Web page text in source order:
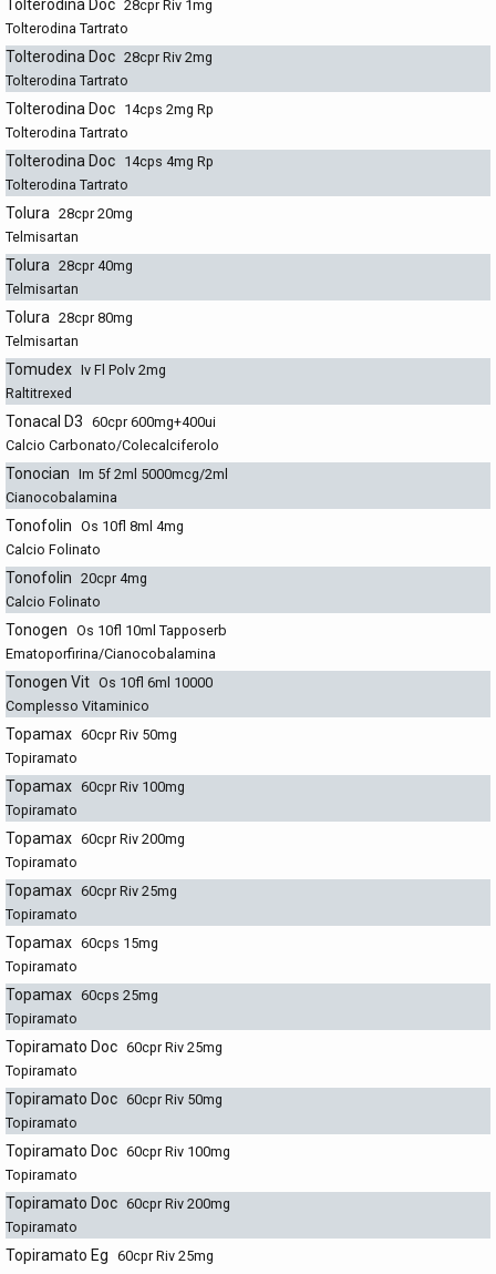
Tolterodina Doc 28cpr Riv 1mg
Tolterodina Tartrato
Tolterodina Doc 28cpr Riv 2mg
Tolterodina Tartrato
Tolterodina Doc 14cps 2mg Rp
Tolterodina Tartrato
Tolterodina Doc 14cps 4mg Rp
Tolterodina Tartrato
Tolura 28cpr 20mg
Telmisartan
Tolura 28cpr 40mg
Telmisartan
Tolura 28cpr 80mg
Telmisartan
Tomudex Iv Fl Polv 2mg
Raltitrexed
Tonacal D3 60cpr 600mg+400ui
Calcio Carbonato/Colecalciferolo
Tonocian Im 5f 2ml 5000mcg/2ml
Cianocobalamina
Tonofolin Os 10fl 8ml 4mg
Calcio Folinato
Tonofolin 20cpr 4mg
Calcio Folinato
Tonogen Os 10fl 10ml Tapposerb
Ematoporfirina/Cianocobalamina
Tonogen Vit Os 10fl 6ml 10000
Complesso Vitaminico
Topamax 60cpr Riv 50mg
Topiramato
Topamax 60cpr Riv 100mg
Topiramato
Topamax 60cpr Riv 200mg
Topiramato
Topamax 60cpr Riv 25mg
Topiramato
Topamax 60cps 15mg
Topiramato
Topamax 60cps 25mg
Topiramato
Topiramato Doc 60cpr Riv 25mg
Topiramato
Topiramato Doc 60cpr Riv 50mg
Topiramato
Topiramato Doc 60cpr Riv 100mg
Topiramato
Topiramato Doc 60cpr Riv 200mg
Topiramato
Topiramato Eg 60cpr Riv 25mg